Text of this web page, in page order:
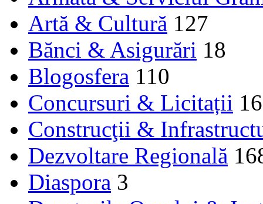
Artă & Cultură 127
Bănci & Asigurări 18
Blogosfera 110
Concursuri & Licitații 16
Construcţii &
Dezvoltare Regională
Diaspora 3